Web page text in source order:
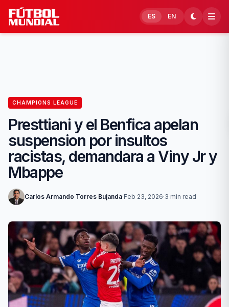
Skip to content
ES EN
CHAMPIONS LEAGUE
Presttiani y el Benfica apelan
suspension por insultos
racistas, demandara a Viny Jr y
Mbappe
Carlos Armando Torres Bujanda·Feb 23, 2026·3 min read